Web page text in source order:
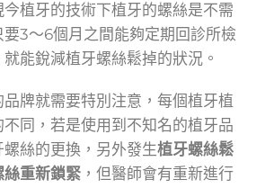
植牙的技術下植牙的螺絲是不需
3～6個月之間能夠定期回診所檢
能銳減植牙螺絲鬆掉的狀況。
牌就需要特別注意，每個植牙植
同，若是使用到不知名的植牙品
絲的更換，另外發生植牙螺絲鬆
絲重新鎖緊 ，但醫師會有重新進行